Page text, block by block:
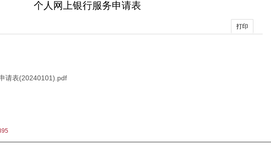
个人网上银行服务申请表
打印
请表(20240101).pdf